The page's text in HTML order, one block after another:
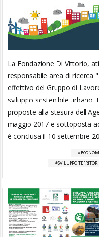
La Fondazione Di Vittorio,
responsabile area di ricerca
effettivo del Gruppo di
sviluppo sostenibile
proposte alla stesura
maggio 2017 e sottoposta
è conclusa il 10 settembre
SVILUPPO